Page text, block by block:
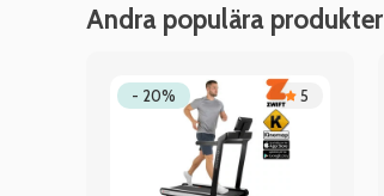
Andra populära produkter
- 20% 5